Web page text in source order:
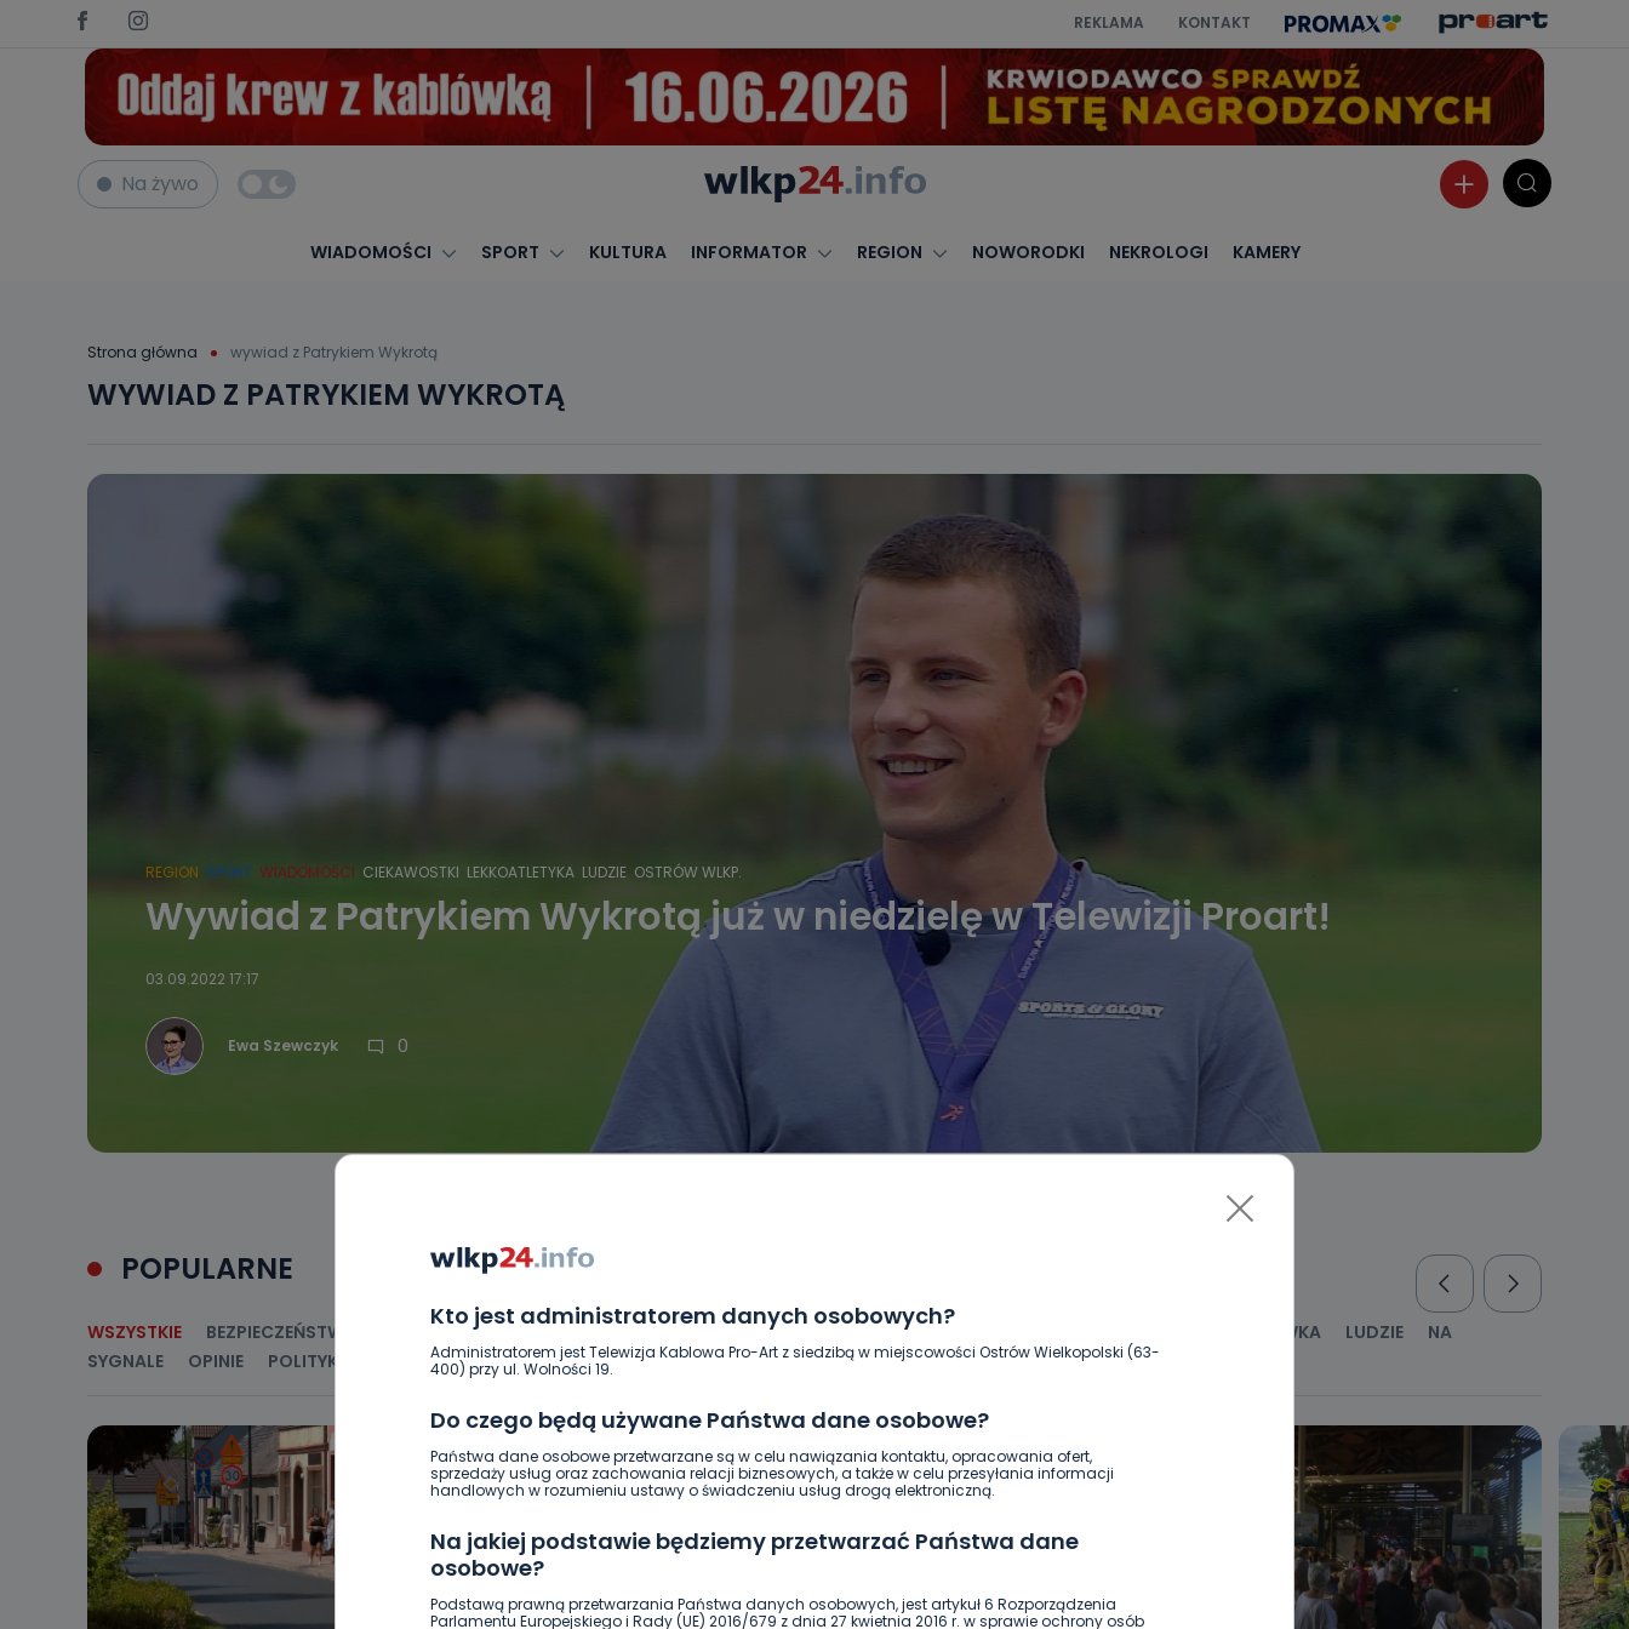
REKLAMA KONTAKT
Na żywo
WIADOMOŚCI SPORT KULTURA INFORMATOR REGION NOWORODKI NEKROLOGI KAMERY
Strona główna wywiad z Patrykiem Wykrotą
Kto jest administratorem danych osobowych?
Administratorem jest Telewizja Kablowa Pro-Art z siedzibą w miejscowości Ostrów Wielkopolski (63-
400) przy ul. Wolności 19.
Do czego będą używane Państwa dane osobowe?
Państwa dane osobowe przetwarzane są w celu nawiązania kontaktu, opracowania ofert,
sprzedaży usług oraz zachowania relacji biznesowych, a także w celu przesyłania informacji
handlowych w rozumieniu ustawy o świadczeniu usług drogą elektroniczną.
Na jakiej podstawie będziemy przetwarzać Państwa dane
osobowe?
Podstawą prawną przetwarzania Państwa danych osobowych, jest artykuł 6 Rozporządzenia
Parlamentu Europejskiego i Rady (UE) 2016/679 z dnia 27 kwietnia 2016 r. w sprawie ochrony osób
WYWIAD Z PATRYKIEM WYKROTĄ
REGION SPORT WIADOMOŚCI CIEKAWOSTKI LEKKOATLETYKA LUDZIE OSTRÓW WLKP.
Wywiad z Patrykiem Wykrotą już w niedzielę w Telewizji Proart!
03.09.2022 17:17
Ewa Szewczyk 0
POPULARNE
WSZYSTKIE BEZPIECZEŃSTWO CIEKAWOSTKI GOSPODARKA I FINANSE HISTORIA KULTURA I ROZRYWKA LUDZIE
NA
SYGNALE
OPINIE POLITYKA RELIGIA SAMORZĄD ŚRODOWISKO WASZE INFO WSZYSTKICH ŚWIĘTYCH WYWIADY